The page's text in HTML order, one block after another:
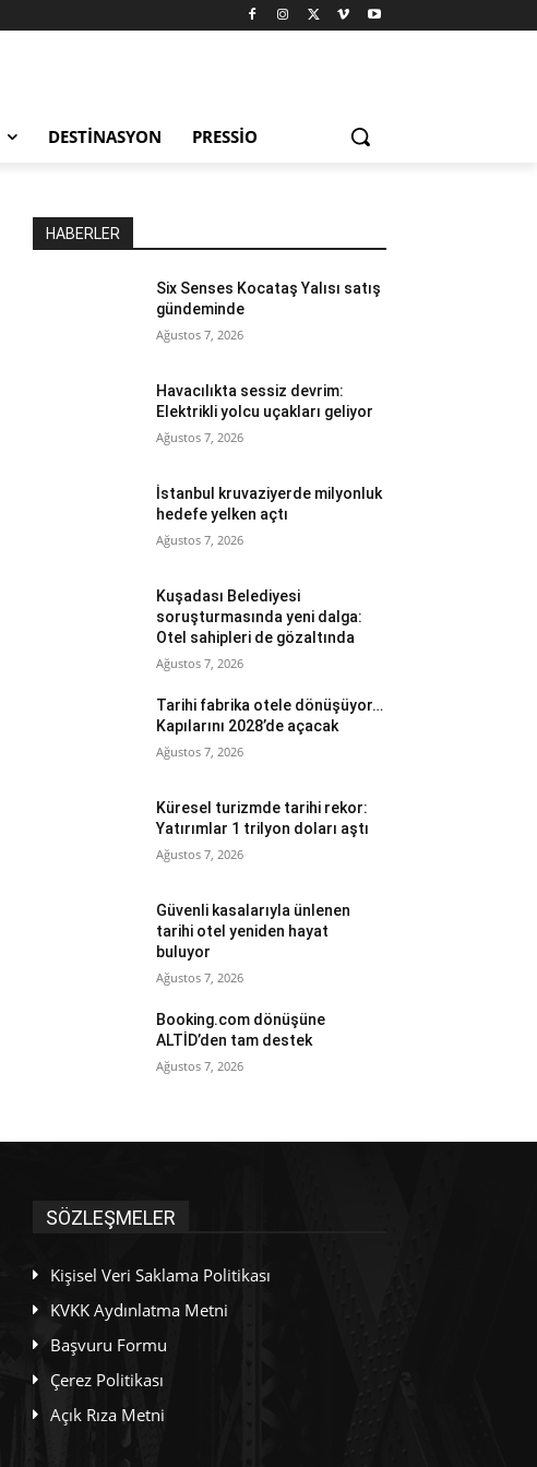
DESTINASYON PRESSIO
HABERLER
Six Senses Kocataş Yalısı satış
gündeminde
Ağustos 7, 2026
Havacılıkta sessiz devrim:
Elektrikli yolcu uçakları geliyor
Ağustos 7, 2026
İstanbul kruvaziyerde milyonluk
hedefe yelken açtı
Ağustos 7, 2026
Kuşadası Belediyesi
soruşturmasında yeni dalga:
Otel sahipleri de gözaltında
Ağustos 7, 2026
Tarihi fabrika otele dönüşüyor…
Kapılarını 2028’de açacak
Ağustos 7, 2026
Küresel turizmde tarihi rekor:
Yatırımlar 1 trilyon doları aştı
Ağustos 7, 2026
Güvenli kasalarıyla ünlenen
tarihi otel yeniden hayat
buluyor
Ağustos 7, 2026
Booking.com dönüşüne
ALTİD’den tam destek
Ağustos 7, 2026
SÖZLEŞMELER
Kişisel Veri Saklama Politikası
KVKK Aydınlatma Metni
Başvuru Formu
Çerez Politikası
Açık Rıza Metni